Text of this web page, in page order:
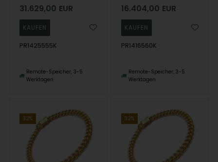
31.629,00 EUR
PR1425555K
Remote-Speicher, 3-5
Werktagen
16.404,00 EUR
PR1416560K
Remote-Speicher, 3-5
Werktagen
32% 32%